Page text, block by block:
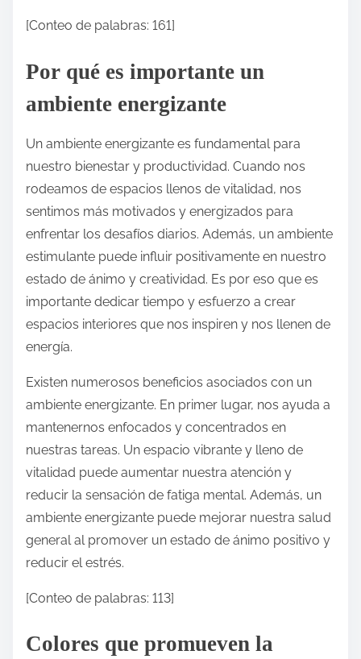
[Conteo de palabras: 161]
Por qué es importante un
ambiente energizante
Un ambiente energizante es fundamental para
nuestro bienestar y productividad. Cuando nos
rodeamos de espacios llenos de vitalidad, nos
sentimos más motivados y energizados para
enfrentar los desafíos diarios. Además, un ambiente
estimulante puede influir positivamente en nuestro
estado de ánimo y creatividad. Es por eso que es
importante dedicar tiempo y esfuerzo a crear
espacios interiores que nos inspiren y nos llenen de
energía.
Existen numerosos beneficios asociados con un
ambiente energizante. En primer lugar, nos ayuda a
mantenernos enfocados y concentrados en
nuestras tareas. Un espacio vibrante y lleno de
vitalidad puede aumentar nuestra atención y
reducir la sensación de fatiga mental. Además, un
ambiente energizante puede mejorar nuestra salud
general al promover un estado de ánimo positivo y
reducir el estrés.
[Conteo de palabras: 113]
Colores que promueven la